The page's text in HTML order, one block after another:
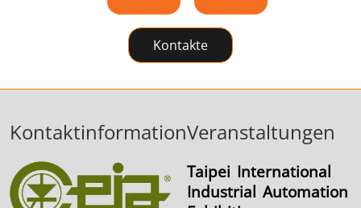
Kontakte
KontaktinformationVeranstaltungen
Taipei International
Industrial Automation